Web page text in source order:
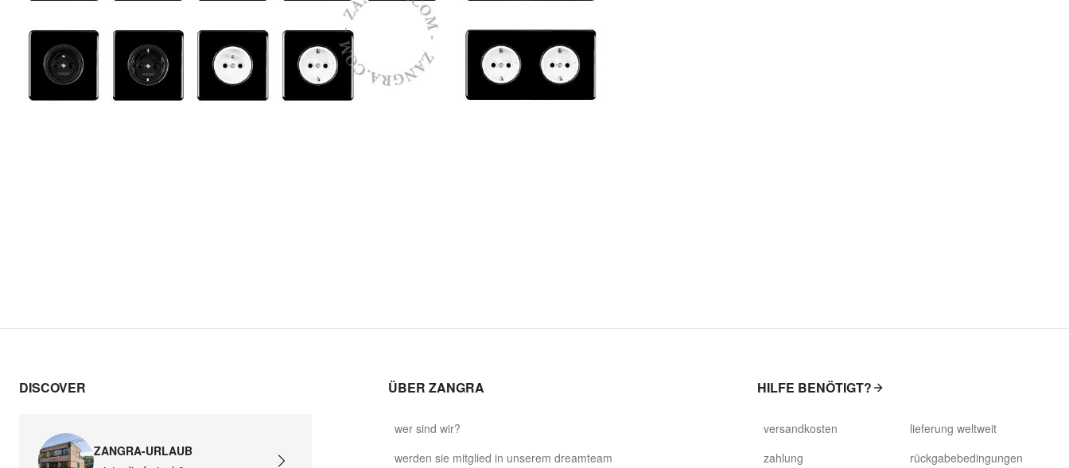
DISCOVER
ZANGRA-URLAUB
ÜBER ZANGRA
wer sind wir?
werden sie mitglied in unserem dreamteam
HILFE BENÖTIGT?
versandkosten
zahlung
lieferung weltweit
rückgabebedingungen